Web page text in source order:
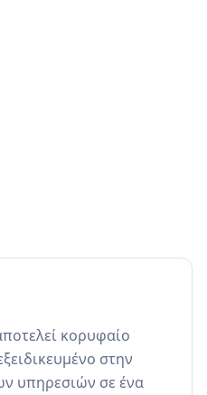
κορυφαίο
στην
υπηρεσιών σε ένα